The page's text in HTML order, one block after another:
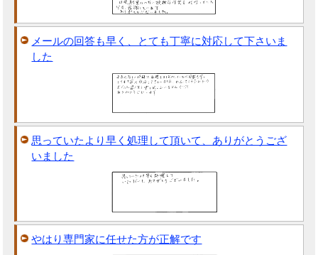
メールの回答も早く、とても丁寧に対応して下さいま
した
思っていたより早く処理して頂いて、ありがとうござ
いました
やはり専門家に任せた方が正解です